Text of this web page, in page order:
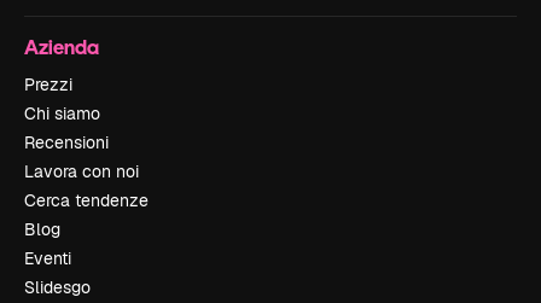
Azienda
Prezzi
Chi siamo
Recensioni
Lavora con noi
Cerca tendenze
Blog
Eventi
Slidesgo